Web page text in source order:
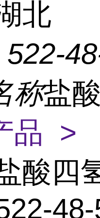
北
522-
称盐
品 >
酸四
48-